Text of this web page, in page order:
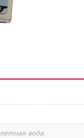
вода